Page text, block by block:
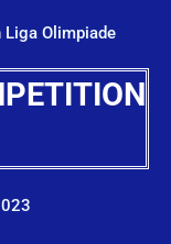
Liga Olimpiade